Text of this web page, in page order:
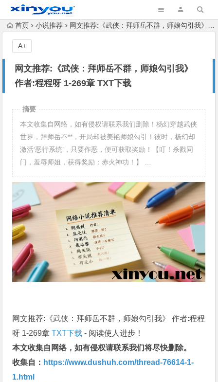
首页 小说推荐 网文推荐:《武侠：拜师岳不群，师娘勾引我》 作者:程程呀 1-269章 TXT下载
网文推荐:《武侠：拜师岳不群，师娘勾引我》
作者:程程呀 1-269章 TXT下载
A+
摘要
本文收集自网络，如有侵权请联系我们删除！杨幻穿越武侠
世界，拜师岳不**，开局却被美艳师娘勾引！彼时，杨幻却
激活‘恶行系统’，只要作恶，便可获取奖励！【叮！杀戮同
门，羞辱师姐，获得奖励：赤火神功！】 …
网文推荐:《武侠：拜师岳不群，师娘勾引我》 作者:程程
呀 1-269章TXT下载 - 阅读使人进步！
本文收集自网络，如有侵权请联系我们将尽快删除。
收集自： https://www.dushuh.com/thread-76614-1-
1.html